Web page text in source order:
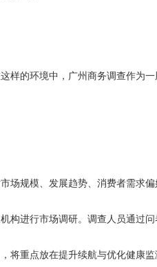
样的环境中，广州商务调查作为
场规模、发展趋势、消费者需求偏
构进行市场调研。调查人员通过
将重点放在提升续航与优化健康